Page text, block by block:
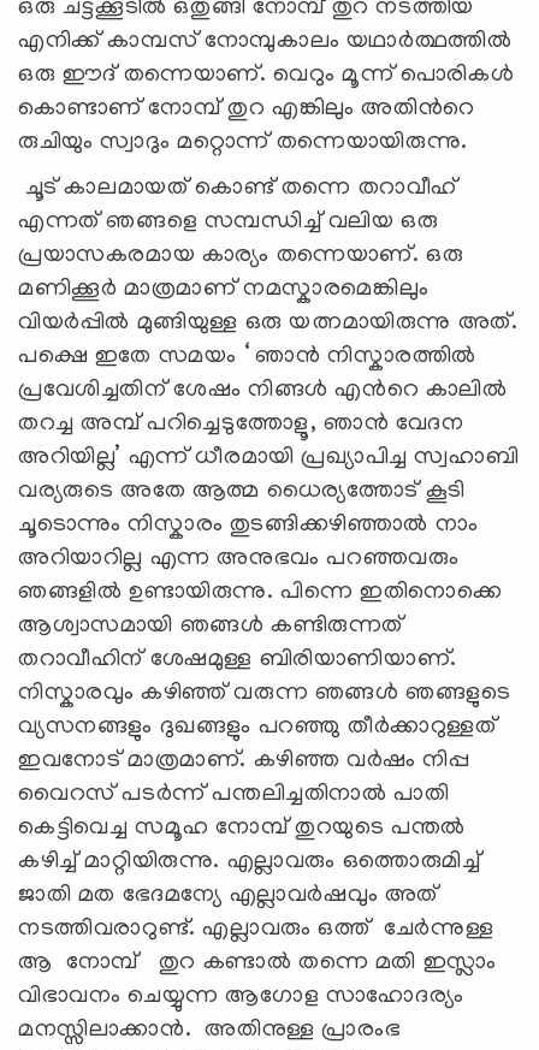
ഒരു ചട്ടക്കൂടില്‍ ഒതുങ്ങി നോമ്പ് തുറ നടത്തിയ
എനിക്ക് കാമ്പസ് നോമ്പുകാലം യഥാര്‍ത്ഥത്തില്‍
ഒരു ഈദ് തന്നെയാണ്. വെറും മൂന്ന് പൊരികള്‍
കൊണ്ടാണ് നോമ്പ് തുറ എങ്കിലും അതിന്‍റെ
രുചിയും സ്വാദും മറ്റൊന്ന് തന്നെയായിരുന്നു.
ചൂട് കാലമായത് കൊണ്ട് തന്നെ തറാവീഹ്
എന്നത് ഞങ്ങളെ സമ്പന്ധിച്ച് വലിയ ഒരു
പ്രയാസകരമായ കാര്യം തന്നെയാണ്. ഒരു
മണിക്കൂര്‍ മാത്രമാണ് നമസ്കാരമെങ്കിലും
വിയര്‍പ്പില്‍ മുങ്ങിയുള്ള ഒരു യത്നമായിരുന്നു അത്.
പക്ഷെ ഇതേ സമയം ‘ ഞാന്‍ നിസ്കാരത്തിൽ
പ്രവേശിച്ചതിന് ശേഷം നിങ്ങള്‍ എന്‍റെ കാലില്‍
തറച്ച അമ്പ് പറിച്ചെടുത്തോളൂ, ഞാന്‍ വേദന
അറിയില്ല’ എന്ന് ധീരമായി പ്രഖ്യാപിച്ച സ്വഹാബി
വര്യരുടെ അതേ ആത്മ ധൈര്യത്തോട് കൂടി
ചൂടൊന്നും നിസ്കാരം തുടങ്ങിക്കഴിഞ്ഞാല്‍ നാം
അറിയാറില്ല എന്ന അനുഭവം പറഞ്ഞവരും
ഞങ്ങളില്‍ ഉണ്ടായിരുന്നു. പിന്നെ ഇതിനൊക്കെ
ആശ്വാസമായി ഞങ്ങള്‍ കണ്ടിരുന്നത്
തറാവീഹിന് ശേഷമുള്ള ബിരിയാണിയാണ്.
നിസ്കാരവും കഴിഞ്ഞ് വരുന്ന ഞങ്ങള്‍ ഞങ്ങളുടെ
വ്യസനങ്ങളും ദുഖങ്ങളും പറഞ്ഞു തീര്‍ക്കാറുള്ളത്
ഇവനോട് മാത്രമാണ്. കഴിഞ്ഞ വര്‍ഷം നിപ്പ
വൈറസ് പടര്‍ന്ന് പന്തലിച്ചതിനാല്‍ പാതി
കെട്ടിവെച്ച സമൂഹ നോമ്പ് തുറയുടെ പന്തല്‍
കഴിച്ച് മാറ്റിയിരുന്നു. എല്ലാവരും ഒത്തൊരുമിച്ച്
ജാതി മത ഭേദമന്യേ എല്ലാവര്‍ഷവും അത്
നടത്തിവരാറുണ്ട്. എല്ലാവരും ഒത്ത് ചേര്‍ന്നുള്ള
ആ നോമ്പ് തുറ കണ്ടാല്‍ തന്നെ മതി ഇസ്ലാം
വിഭാവനം ചെയ്യുന്ന ആഗോള സാഹോദര്യം
മനസ്സിലാക്കാന്‍. അതിനുള്ള പ്രാരംഭ